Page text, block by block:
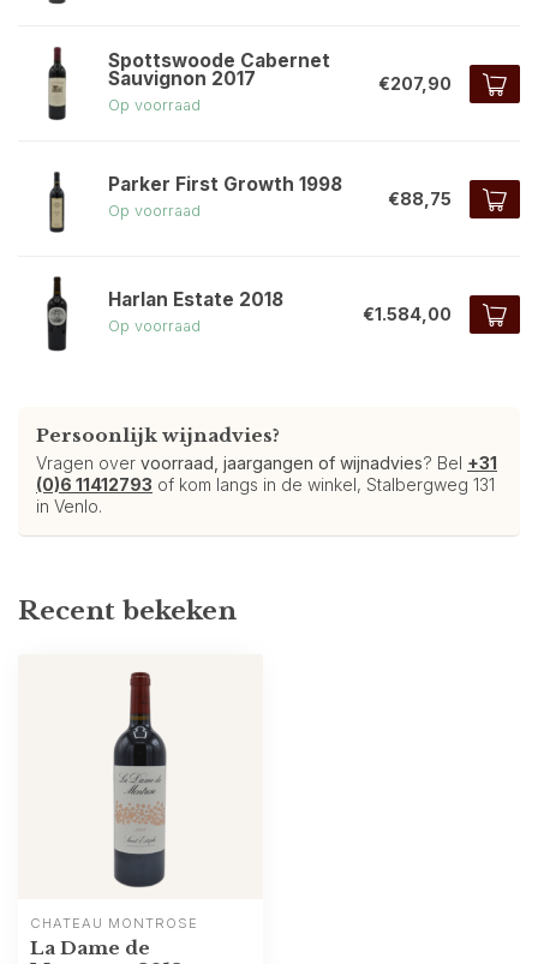
Spottswoode Cabernet
Sauvignon 2017
Op voorraad
€207,90
Parker First Growth 1998
Op voorraad
€88,75
Harlan Estate 2018
Op voorraad
€1.584,00
Persoonlijk wijnadvies?
Vragen over voorraad, jaargangen of wijnadvies? Bel +31
(0)6 11412793 of kom langs in de winkel, Stalbergweg 131
in Venlo.
Recent bekeken
CHÂTEAU MONTROSE
La Dame de